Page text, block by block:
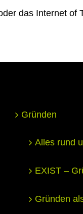
das Internet
Gründen
Alles rund
EXIST –
Gründen